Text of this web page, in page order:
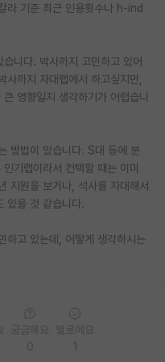
라 기준 최근 인용횟수나 h-ind
니다. 박사까지 고민하고 있어
까지 자대랩에서 하고싶지만,
영향일지 생각하기가 어렵습니
방법이 있습니다. S대 등에 분
기랩이라서 컨택할 때는 이미
지원을 보거나, 석사를 자대해서
있을 것 같습니다.
하고 있는데, 어떻게 생각하시는